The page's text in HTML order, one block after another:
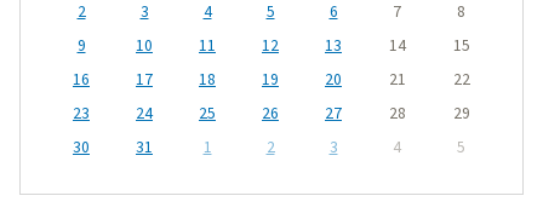
2
3 4 5 6 7
8
9
10 11 12 13 14
15
16
17 18 19 20 21
22
23
24 25 26 27 28
29
30
31 1 2 3 4 5